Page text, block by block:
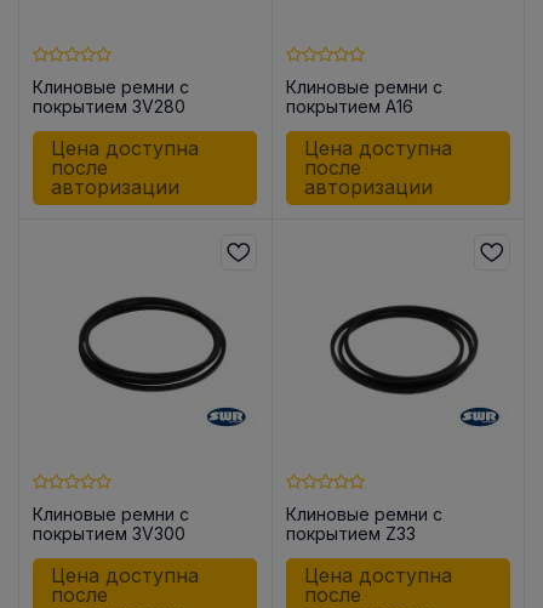
Клиновые ремни с
покрытием 3V280
Цена доступна
после
авторизации
Клиновые ремни с
покрытием A16
Цена доступна
после
авторизации
Клиновые ремни с
покрытием 3V300
Цена доступна
после
Клиновые ремни с
покрытием Z33
Цена доступна
после